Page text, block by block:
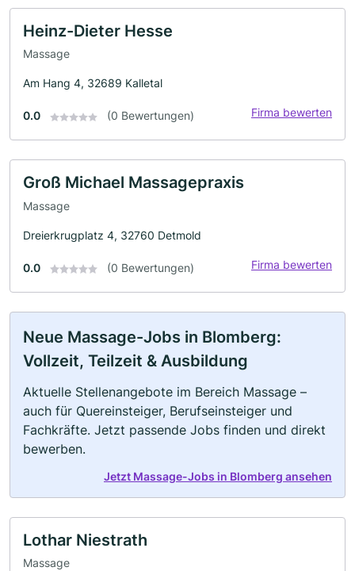
Heinz-Dieter Hesse
Massage
Am Hang 4, 32689 Kalletal
0.0 (0 Bewertungen) Firma bewerten
Groß Michael Massagepraxis
Massage
Dreierkrugplatz 4, 32760 Detmold
0.0 (0 Bewertungen) Firma bewerten
Neue Massage-Jobs in Blomberg:
Vollzeit, Teilzeit & Ausbildung
Aktuelle Stellenangebote im Bereich Massage –
auch für Quereinsteiger, Berufseinsteiger und
Fachkräfte. Jetzt passende Jobs finden und direkt
bewerben.
Jetzt Massage-Jobs in Blomberg ansehen
Lothar Niestrath
Massage